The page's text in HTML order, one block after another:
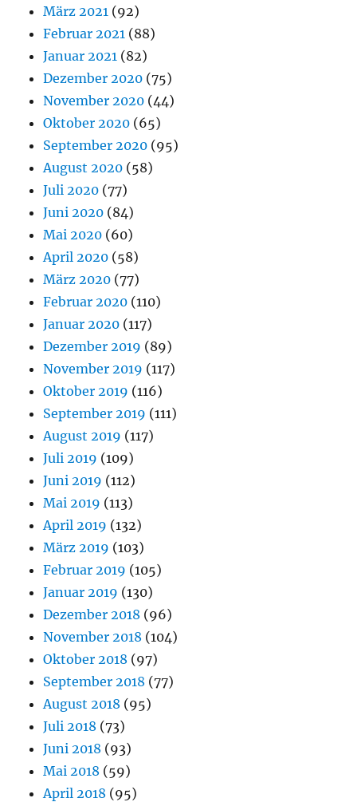
März 2021 (92)
Februar 2021 (88)
Januar 2021 (82)
Dezember 2020 (75)
November 2020 (44)
Oktober 2020 (65)
September 2020 (95)
August 2020 (58)
Juli 2020 (77)
Juni 2020 (84)
Mai 2020 (60)
April 2020 (58)
März 2020 (77)
Februar 2020 (110)
Januar 2020 (117)
Dezember 2019 (89)
November 2019 (117)
Oktober 2019 (116)
September 2019 (111)
August 2019 (117)
Juli 2019 (109)
Juni 2019 (112)
Mai 2019 (113)
April 2019 (132)
März 2019 (103)
Februar 2019 (105)
Januar 2019 (130)
Dezember 2018 (96)
November 2018 (104)
Oktober 2018 (97)
September 2018 (77)
August 2018 (95)
Juli 2018 (73)
Juni 2018 (93)
Mai 2018 (59)
April 2018 (95)